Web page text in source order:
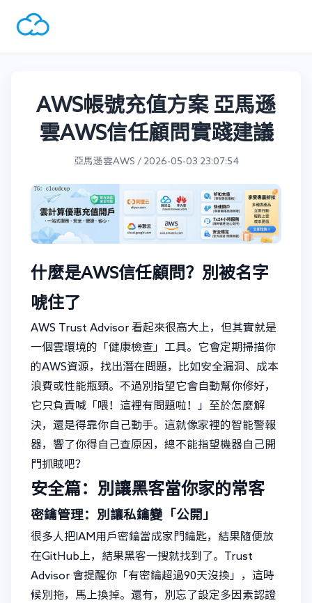
AWS帳號充值方案 亞馬遜
雲AWS信任顧問實踐建議
亞馬遜雲AWS / 2026-05-03 23:07:54
什麼是AWS信任顧問？別被名字
唬住了
AWS Trust Advisor 看起來很高大上，但其實就是
一個雲環境的「健康檢查」工具。它會定期掃描你
的AWS資源，找出潛在問題，比如安全漏洞、成本
浪費或性能瓶頸。不過別指望它會自動幫你修好，
它只負責喊「喂！這裡有問題啦！」至於怎麼解
決，還是得靠你自己動手。這就像家裡的智能警報
器，響了你得自己查原因，總不能指望機器自己開
門抓賊吧？
安全篇：別讓黑客當你家的常客
密鑰管理：別讓私鑰變「公開」
很多人把IAM用戶密鑰當成家門鑰匙，結果隨便放
在GitHub上，結果黑客一搜就找到了。Trust
Advisor 會提醒你「有密鑰超過90天沒換」，這時
候別拖，馬上換掉。還有，別忘了設定多因素認證